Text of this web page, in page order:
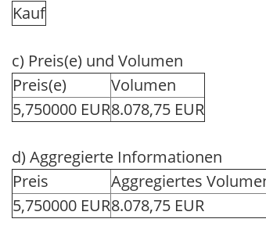
Kauf
c) Preis(e) und Volumen
Preis(e)
Volumen
5,750000 EUR8.078,75 EUR
d) Aggregierte Informationen
Preis
Aggregiertes
5,750000 EUR8.078,75 EUR